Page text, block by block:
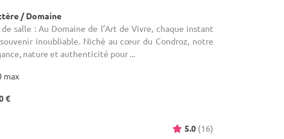
/ Domaine
salle : Au Domaine de l’Art de Vivre, chaque instant
inoubliable. Niché au cœur du Condroz, notre
nature et authenticité pour ...
max
€
5.0 (16)